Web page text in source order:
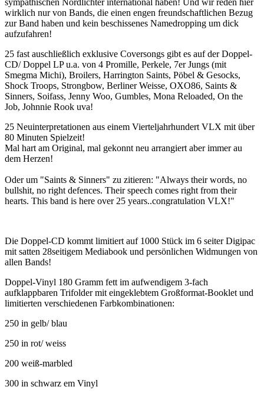
sympathischen Nordlichter international haben! Und wir reden hier
wirklich nur von Bands, die einen engen freundschaftlichen Bezug
zur Band haben und kein beschissenes Namedropping um dick
aufzufahren!
25 fast auschließlich exklusive Coversongs gibt es auf der Doppel-
CD/ Doppel LP u.a. von 4 Promille, Perkele, 7er Jungs (mit
Smegma Michi), Broilers, Harrington Saints, Pöbel & Gesocks,
Shock Troops, Strongbow, Berliner Weisse, OXO86, Saints &
Sinners, Soifass, Jenny Woo, Gumbles, Mona Reloaded, On the
Job, Johnnie Rook uva!
25 Neuinterpretationen aus einem Vierteljahrhundert VLX mit über
80 Minuten Spielzeit!
Mal hart am Original, mal gekonnt neu arrangiert aber immer au
dem Herzen!
Oder um "Saints & Sinners" zu zitieren: "Always their words, no
bullshit, no right defences. Their speech comes right from their
hearts. This band is here over 25 years..congratulation VLX!"
Die Doppel-CD kommt limitiert auf 1000 Stück im 6 seiter Digipac
mit satten 28seitigem Mediabook und persönlichen Widmungen von
allen Bands!
Doppel-Vinyl 180 Gramm fett im aufwendigem 3-fach
aufklappbaren Trifolder mit eingeklebtem Großformat-Booklet und
limitierten verschiedenen Farbkombinationen:
250 in gelb/ blau
250 in rot/ weiss
200 weiß-marbled
300 in schwarz em Vinyl